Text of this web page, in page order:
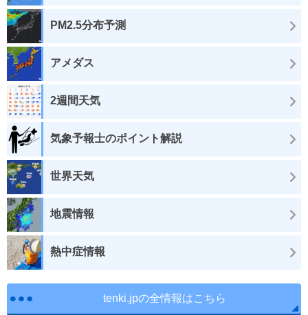
PM2.5分布予測
アメダス
2週間天気
気象予報士のポイント解説
世界天気
地震情報
熱中症情報
tenki.jpの全情報はこちら